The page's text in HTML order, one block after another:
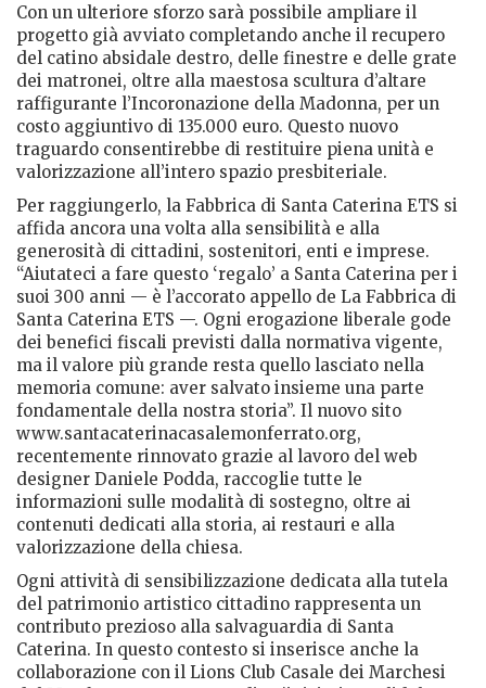
Con un ulteriore sforzo sarà possibile ampliare il
progetto già avviato completando anche il recupero
del catino absidale destro, delle finestre e delle grate
dei matronei, oltre alla maestosa scultura d’altare
raffigurante l’Incoronazione della Madonna, per un
costo aggiuntivo di 135.000 euro. Questo nuovo
traguardo consentirebbe di restituire piena unità e
valorizzazione all’intero spazio presbiteriale.
Per raggiungerlo, la Fabbrica di Santa Caterina ETS si
affida ancora una volta alla sensibilità e alla
generosità di cittadini, sostenitori, enti e imprese.
“Aiutateci a fare questo ‘regalo’ a Santa Caterina per i
suoi 300 anni — è l’accorato appello de La Fabbrica di
Santa Caterina ETS —. Ogni erogazione liberale gode
dei benefici fiscali previsti dalla normativa vigente,
ma il valore più grande resta quello lasciato nella
memoria comune: aver salvato insieme una parte
fondamentale della nostra storia”. Il nuovo sito
www.santacaterinacasalemonferrato.org,
recentemente rinnovato grazie al lavoro del web
designer Daniele Podda, raccoglie tutte le
informazioni sulle modalità di sostegno, oltre ai
contenuti dedicati alla storia, ai restauri e alla
valorizzazione della chiesa.
Ogni attività di sensibilizzazione dedicata alla tutela
del patrimonio artistico cittadino rappresenta un
contributo prezioso alla salvaguardia di Santa
Caterina. In questo contesto si inserisce anche la
collaborazione con il Lions Club Casale dei Marchesi